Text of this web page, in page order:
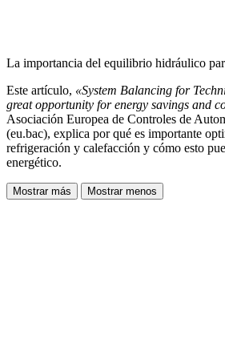
La importancia del equilibrio hidráulico
Este artículo, «System Balancing for
great opportunity for energy savings and
Asociación Europea de Controles de
(eu.bac), explica por qué es importante
refrigeración y calefacción y cómo esto
energético.
Mostrar más Mostrar menos